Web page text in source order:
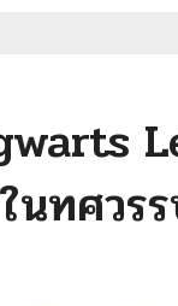
นทศวร